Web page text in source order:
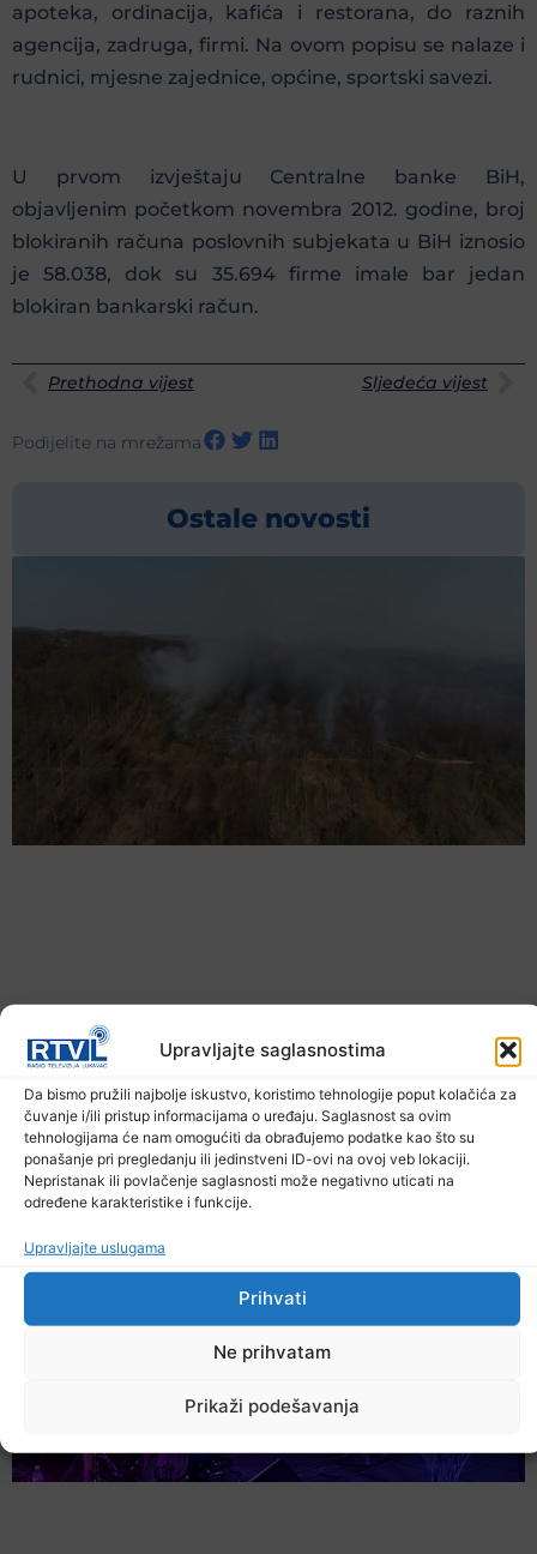
Upravljajte saglasnostima
Da bismo pružili najbolje iskustvo, koristimo tehnologije poput kolačića za
čuvanje i/ili pristup informacijama o uređaju. Saglasnost sa ovim
tehnologijama će nam omogućiti da obrađujemo podatke kao što su
ponašanje pri pregledanju ili jedinstveni ID-ovi na ovoj veb lokaciji.
Nepristanak ili povlačenje saglasnosti može negativno uticati na
određene karakteristike i funkcije.
Upravljajte uslugama
Prihvati
Ne prihvatam
Prikaži podešavanja
apoteka, ordinacija, kafića i restorana, do raznih
agencija, zadruga, firmi. Na ovom popisu se nalaze i
rudnici, mjesne zajednice, općine, sportski savezi.
U prvom izvještaju Centralne banke BiH,
objavljenim početkom novembra 2012. godine, broj
blokiranih računa poslovnih subjekata u BiH iznosio
je 58.038, dok su 35.694 firme imale bar jedan
blokiran bankarski račun.
Prethodna vijest Sljedeća vijest
Podijelite na mrežama
Ostale novosti
U TK povećan broj požara
7. Augusta 2026.